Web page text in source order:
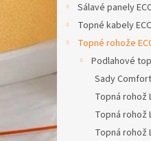
a
e
Sálavé panely
Topné kabely
Topné rohože
Podlahové
Sady
Topná rohož
Topná rohož
Topná rohož